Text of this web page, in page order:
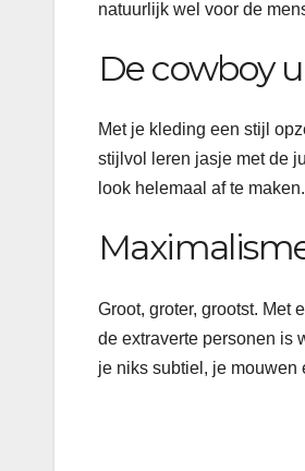
natuurlijk wel voor de
De cowboy
Met je kleding een stijl
stijlvol leren jasje met de
look helemaal af te maken.
Groot, groter, grootst. Met
de extraverte personen is
je niks subtiel, je mouwen